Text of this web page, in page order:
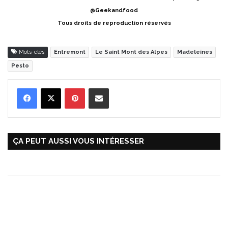
@Geekandfood
Tous droits de reproduction réservés
Mots-clés Entremont Le Saint Mont des Alpes Madeleines
Pesto
ÇA PEUT AUSSI VOUS INTÉRESSER